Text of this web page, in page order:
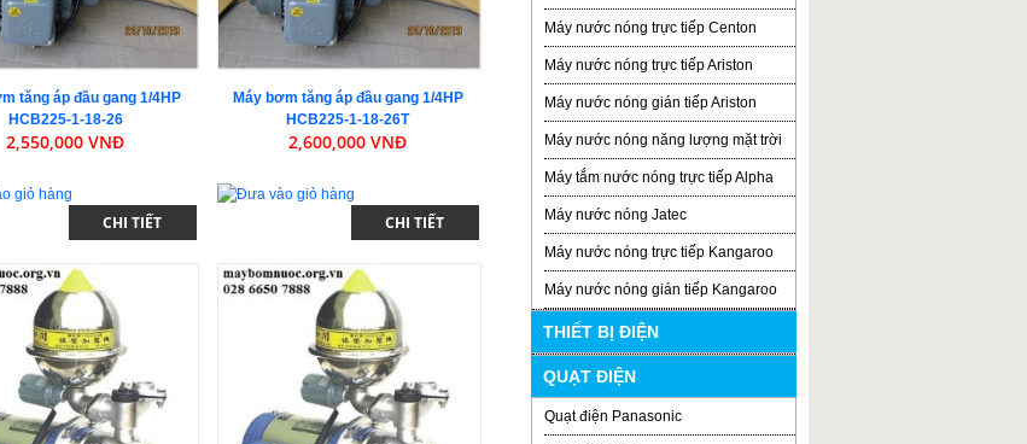
tăng áp đầu gang 1/4HP
HCB225-1-18-26
2,550,000 VNĐ
CHI TIẾT
Máy bơm tăng áp đầu gang 1/4HP
HCB225-1-18-26T
2,600,000 VNĐ
CHI TIẾT
Máy nước nóng trực tiếp Centon
Máy nước nóng trực tiếp Ariston
Máy nước nóng gián tiếp Ariston
Máy nước nóng năng lượng mặt trời
Máy tắm nước nóng trực tiếp Alpha
Máy nước nóng Jatec
Máy nước nóng trực tiếp Kangaroo
Máy nước nóng gián tiếp Kangaroo
THIẾT BỊ ĐIỆN
QUẠT ĐIỆN
Quạt điện Panasonic